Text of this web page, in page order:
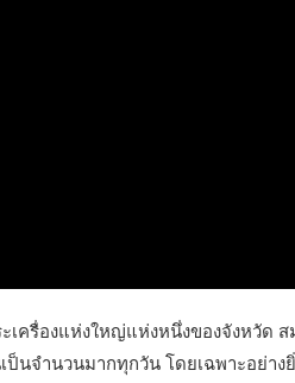
ครื่องแห่งใหญ่แห่งหนึ่งของจังหวัด
นจำนวนมากทุกวัน โดยเฉพาะอย่า